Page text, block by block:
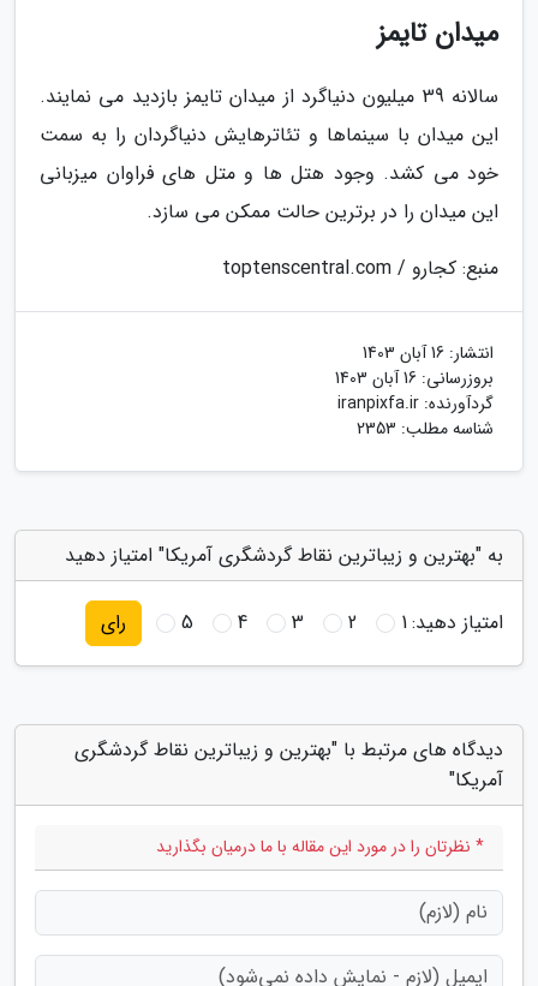
میدان تایمز
سالانه 39 میلیون دنیاگرد از میدان تایمز بازدید می نمایند.
این میدان با سینماها و تئاترهایش دنیاگردان را به سمت
خود می کشد. وجود هتل ها و متل های فراوان میزبانی
این میدان را در برترین حالت ممکن می سازد.
منبع: کجارو / toptenscentral.com
انتشار: 16 آبان 1403
بروزرسانی: 16 آبان 1403
گردآورنده: iranpixfa.ir
شناسه مطلب: 2353
به "بهترین و زیباترین نقاط گردشگری آمریکا" امتیاز دهید
امتیاز دهید:1
2
3
4
5 رای
دیدگاه های مرتبط با "بهترین و زیباترین نقاط گردشگری
آمریکا"
* نظرتان را در مورد این مقاله با ما درمیان بگذارید